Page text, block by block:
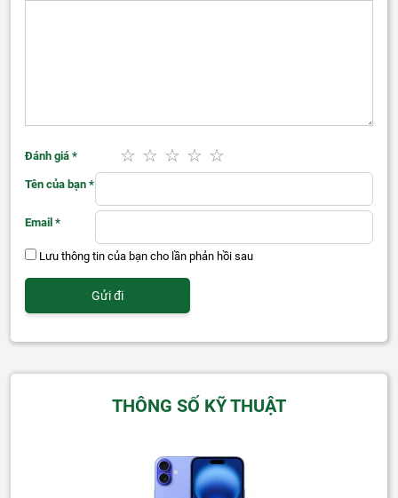
Đánh giá *
Tên của bạn *
Email *
Lưu thông tin của bạn cho lần phản hồi sau
THÔNG SỐ KỸ THUẬT